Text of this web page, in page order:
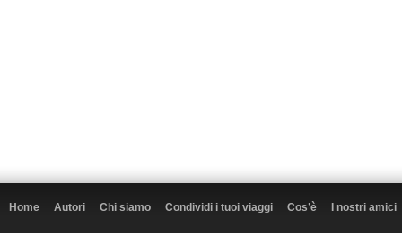
Home Autori Chi siamo Condividi i tuoi viaggi Cos’è I nostri amici